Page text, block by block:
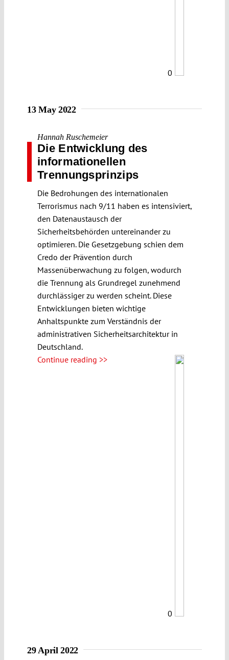
0
13 May 2022
Hannah Ruschemeier
Die Entwicklung des
informationellen
Trennungsprinzips
Die Bedrohungen des internationalen
Terrorismus nach 9/11 haben es intensiviert,
den Datenaustausch der
Sicherheitsbehörden untereinander zu
optimieren. Die Gesetzgebung schien dem
Credo der Prävention durch
Massenüberwachung zu folgen, wodurch
die Trennung als Grundregel zunehmend
durchlässiger zu werden scheint. Diese
Entwicklungen bieten wichtige
Anhaltspunkte zum Verständnis der
administrativen Sicherheitsarchitektur in
Deutschland.
Continue reading >>
0
29 April 2022